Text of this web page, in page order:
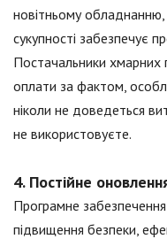
новітньому
сукупності забезпечує
Постачальники
оплати за фактом,
ніколи не доведеться
не використовуєте.
4. Постійне
Програмне
підвищення безпеки,